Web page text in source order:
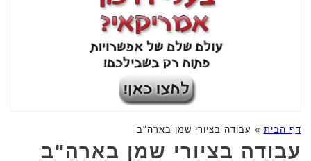
דף הבית » עבודה בציורי שמן בארה"ב
עבודה בציורי שמן בארה"ב